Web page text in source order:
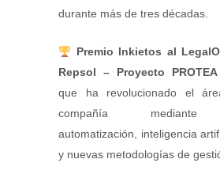
durante más de tres décadas.
Premio Inkietos al
Repsol – Proyecto PROTEA
que ha revolucionado el
compañía mediante
automatización, inteligencia
y nuevas metodologías de